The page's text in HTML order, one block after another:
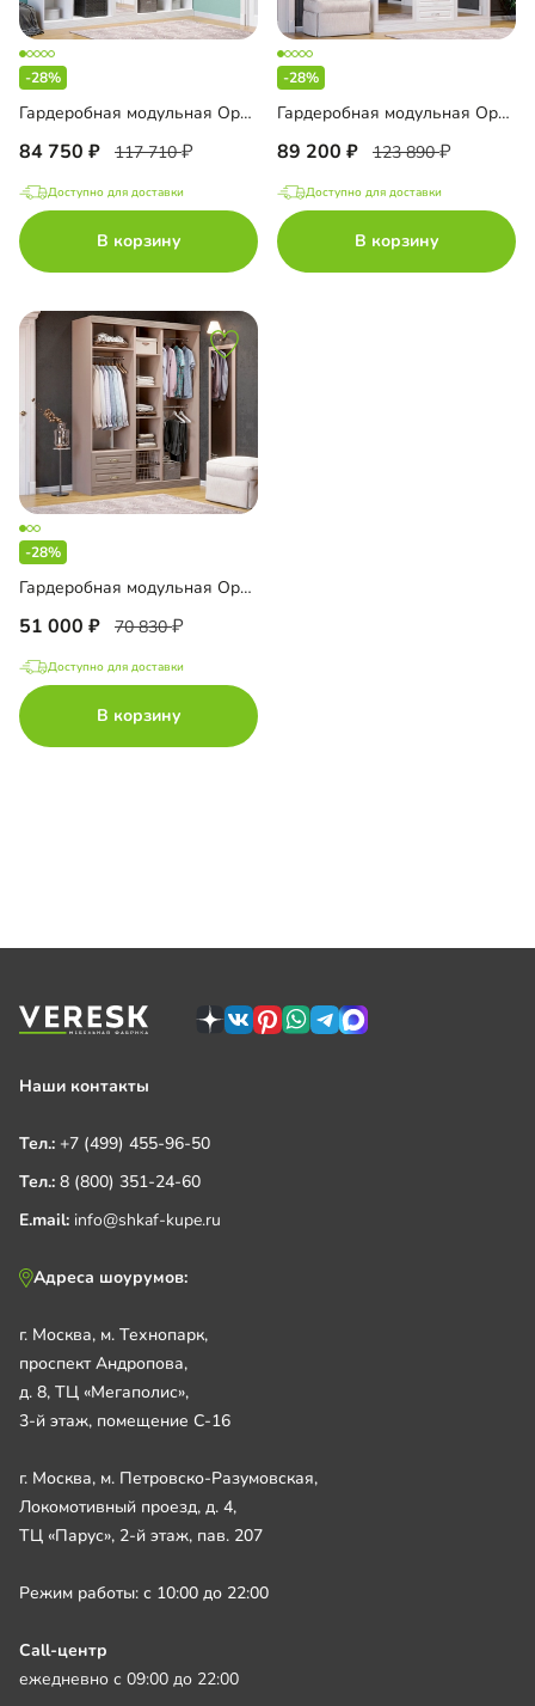
-28%
Гардеробная модульная Орлеан-6
84 750 117 710
Доступно для доставки
В корзину
-28%
Гардеробная модульная Орлеан-8
89 200 123 890
Доступно для доставки
В корзину
-28%
Гардеробная модульная Орлеан-7
51 000 70 830
Доступно для доставки
В корзину
Наши контакты
Тел.: +7 (499) 455-96-50
Тел.: 8 (800) 351-24-60
E.mail: info@shkaf-kupe.ru
Адреса шоурумов:
г. Москва, м. Технопарк,
проспект Андропова,
д. 8, ТЦ «Мегаполис»,
3-й этаж, помещение С-16
г. Москва, м. Петровско-Разумовская,
Локомотивный проезд, д. 4,
ТЦ «Парус», 2-й этаж, пав. 207
Режим работы: с 10:00 до 22:00
Call-центр
ежедневно с 09:00 до 22:00